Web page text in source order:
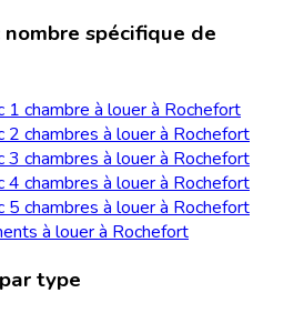
spécifique de
chambre à louer à Rochefort
chambres à louer à Rochefort
chambres à louer à Rochefort
chambres à louer à Rochefort
chambres à louer à Rochefort
à louer à Rochefort
type